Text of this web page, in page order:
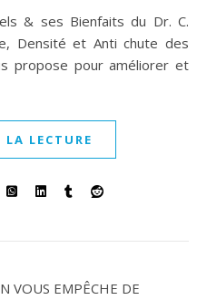
Densité et Anti chute des
propose pour améliorer et
LECTURE
VOUS EMPÊCHE DE